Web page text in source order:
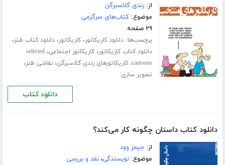
از:رندی گلاسبرگن
موضوع:کتاب‌های سرگرمی
۲۹ صفحه
برچسب‌ها:دانلود کاریکاتور،کاریکاتور،دانلود کتاب طنز،
دانلود کتاب کاریکاتور،کاریکاتور اجتماعی،selected
cartoons،کاریکاتورهای رندی گلاسبرگن،نقاشی طنز،
تصویر سازی
دانلود کتاب
دانلود کتاب داستان چگونه کار می‌کند؟
از:جیمز وود
موضوع:نویسندگی،نقد و بررسی